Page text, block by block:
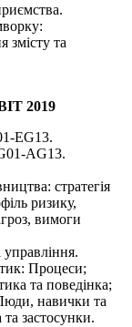
змісту та
2019
EG13.
AG13.
стратегія
ризику,
вимоги
управління.
Процеси;
та поведінка;
навички та
та застосунки.